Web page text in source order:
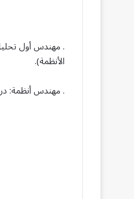
. مهندس أول
الأنظمة).
. مهندس أنظمة: